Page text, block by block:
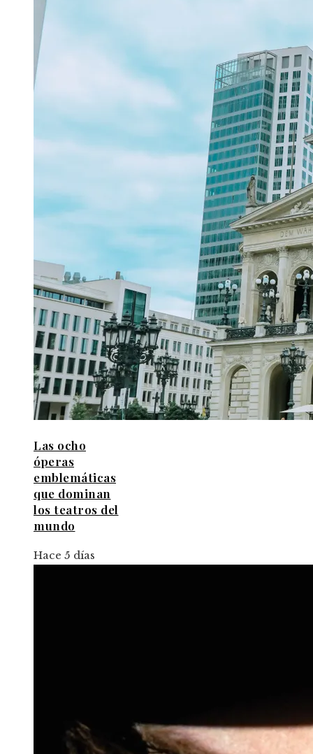
Las ocho
óperas
emblemáticas
que dominan
los teatros del
mundo
Hace 5 días